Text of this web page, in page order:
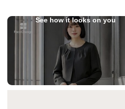
See how it looks on you